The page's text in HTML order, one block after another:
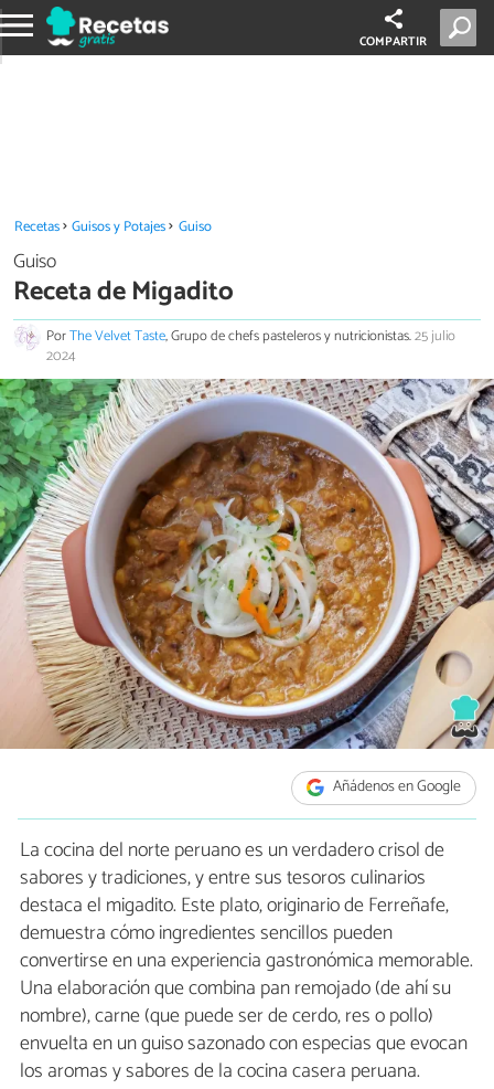
COMPARTIR
Recetas Guisos y Potajes Guiso
Guiso
Receta de Migadito
PorThe Velvet Taste, Grupo de chefs pasteleros y nutricionistas.25 julio
2024
Añádenos en Google
La cocina del norte peruano es un verdadero crisol de
sabores y tradiciones, y entre sus tesoros culinarios
destaca el migadito. Este plato, originario de Ferreñafe,
demuestra cómo ingredientes sencillos pueden
convertirse en una experiencia gastronómica memorable.
Una elaboración que combina pan remojado (de ahí su
nombre), carne (que puede ser de cerdo, res o pollo)
envuelta en un guiso sazonado con especias que evocan
los aromas y sabores de la cocina casera peruana.